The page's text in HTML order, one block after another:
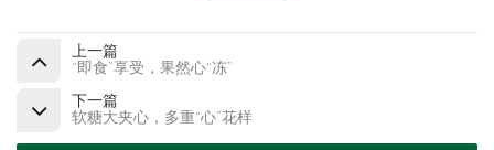
上一篇
“即食”享受，果然心“冻”
下一篇
软糖大夹心，多重“心”花样